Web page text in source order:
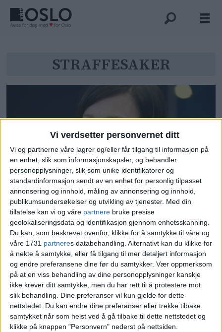
Vi verdsetter personvernet ditt
Vi og partnerne våre lagrer og/eller får tilgang til informasjon på
en enhet, slik som informasjonskapsler, og behandler
personopplysninger, slik som unike identifikatorer og
standardinformasjon sendt av en enhet for personlig tilpasset
annonsering og innhold, måling av annonsering og innhold,
publikumsundersøkelser og utvikling av tjenester. Med din
tillatelse kan vi og våre partnere bruke presise
geolokaliseringsdata og identifikasjon gjennom enhetsskanning.
Du kan, som beskrevet ovenfor, klikke for å samtykke til våre og
våre 1731 partneres databehandling. Alternativt kan du klikke for
å nekte å samtykke, eller få tilgang til mer detaljert informasjon
og endre preferansene dine før du samtykker. Vær oppmerksom
på at en viss behandling av dine personopplysninger kanskje
ikke krever ditt samtykke, men du har rett til å protestere mot
slik behandling. Dine preferanser vil kun gjelde for dette
nettstedet. Du kan endre dine preferanser eller trekke tilbake
samtykket når som helst ved å gå tilbake til dette nettstedet og
klikke på knappen "Personvern" nederst på nettsiden.
straffesaker
STRAFFESAKER
Oslo-advokater tas ut i streik
mandag: - Regjeringens avtale er
en hån